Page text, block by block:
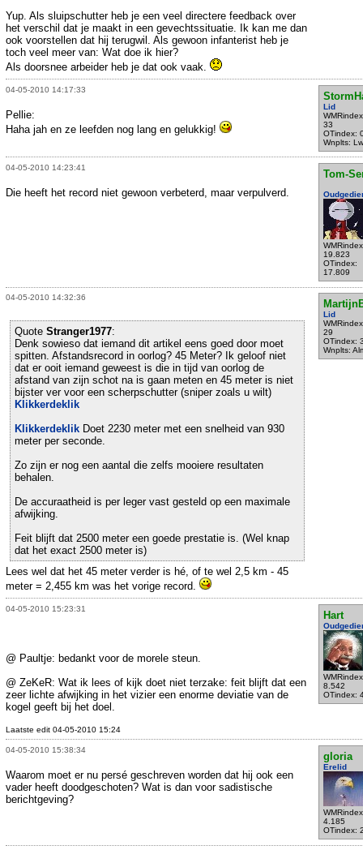
Yup. Als sluipschutter heb je een veel directere feedback over
het verschil dat je maakt in een gevechtssituatie. Ik kan me dan
ook voorstellen dat hij terugwil. Als gewoon infanterist heb je
toch veel meer van: Wat doe ik hier?
Als doorsnee arbeider heb je dat ook vaak.
04-05-2010 14:17:33
Lid
33
OTindex:
Wnplts:
Pellie:
Haha jah en ze leefden nog lang en gelukkig!
04-05-2010 14:23:41
Tom-
19.823
OTindex:
17.809
Die heeft het record niet gewoon verbeterd, maar verpulverd.
04-05-2010 14:32:36
Lid
29
OTindex:
Wnplts:
Quote Stranger1977:
Denk sowieso dat iemand dit artikel eens goed door moet
spitten. Afstandsrecord in oorlog? 45 Meter? Ik geloof niet
dat er ooit iemand geweest is die in tijd van oorlog de
afstand van zijn schot na is gaan meten en 45 meter is niet
bijster ver voor een scherpschutter (sniper zoals u wilt)
Klikkerdeklik
Klikkerdeklik Doet 2230 meter met een snelheid van 930
meter per seconde.
Zo zijn er nog een aantal die zelfs mooiere resultaten
behalen.
De accuraatheid is per leger vast gesteld op een maximale
afwijking.
Feit blijft dat 2500 meter een goede prestatie is. (Wel knap
dat het exact 2500 meter is)
Lees wel dat het 45 meter verder is hé, of te wel 2,5 km - 45
meter = 2,455 km was het vorige record.
04-05-2010 15:23:31
Hart
8.542
OTindex:
@ Paultje: bedankt voor de morele steun.
@ ZeKeR: Wat ik lees of kijk doet niet terzake: feit blijft dat een
zeer lichte afwijking in het vizier een enorme deviatie van de
kogel geeft bij het doel.
Laatste edit 04-05-2010 15:24
04-05-2010 15:38:34
gloria
Erelid
4.185
OTindex:
Waarom moet er nu persé geschreven worden dat hij ook een
vader heeft doodgeschoten? Wat is dan voor sadistische
berichtgeving?